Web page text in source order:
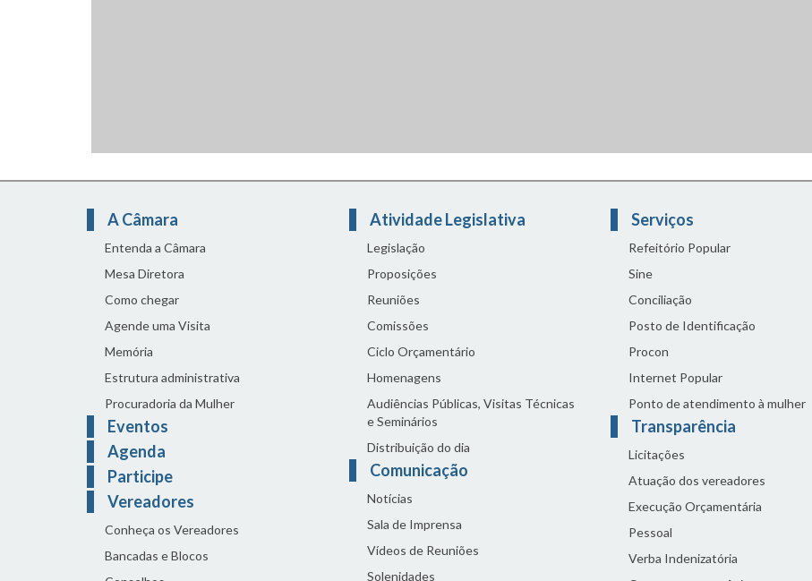
A Câmara
Entenda a Câmara
Mesa Diretora
Como chegar
Agende uma Visita
Memória
Estrutura administrativa
Procuradoria da Mulher
Eventos
Agenda
Participe
Vereadores
Conheça os Vereadores
Bancadas e Blocos
Atividade Legislativa
Legislação
Proposições
Reuniões
Comissões
Ciclo Orçamentário
Homenagens
Audiências Públicas, Visitas Técnicas
e Seminários
Distribuição do dia
Comunicação
Notícias
Sala de Imprensa
Vídeos de Reuniões
Solenidades
Serviços
Refeitório Popular
Sine
Conciliação
Posto de Identificação
Procon
Internet Popular
Ponto de atendimento à mulher
Transparência
Licitações
Atuação dos vereadores
Execução Orçamentária
Pessoal
Verba Indenizatória